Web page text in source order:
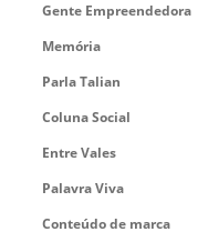
Gente Empreendedora
Memória
Parla Talian
Coluna Social
Entre Vales
Palavra Viva
Conteúdo de marca